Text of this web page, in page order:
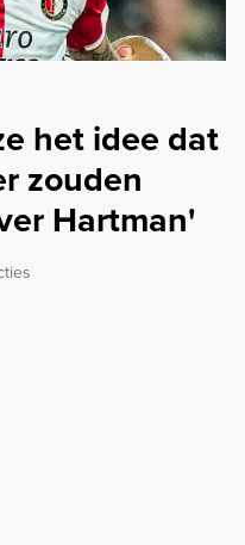
het idee dat
zouden
Hartman'